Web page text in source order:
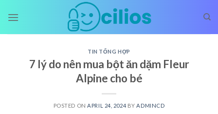
TIN TỔNG HỢP
7 lý do nên mua bột ăn dặm Fleur
Alpine cho bé
POSTED ON APRIL 24, 2024 BY ADMINCD